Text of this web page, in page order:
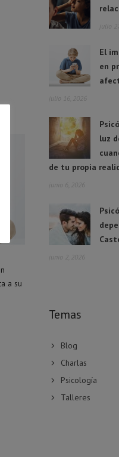
a su
julio
El
en
julio 16, 2026
luz
de tu propia
junio 6, 2026
junio 2, 2026
Temas
Blog
Charlas
Psicología
Talleres